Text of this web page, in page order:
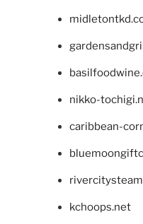
nikko-
caribbean-
kchoops.net